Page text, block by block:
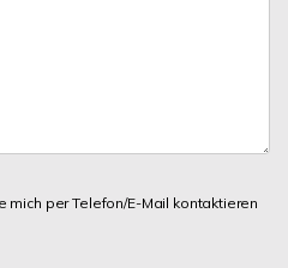
mich per Telefon/E-Mail kontaktieren